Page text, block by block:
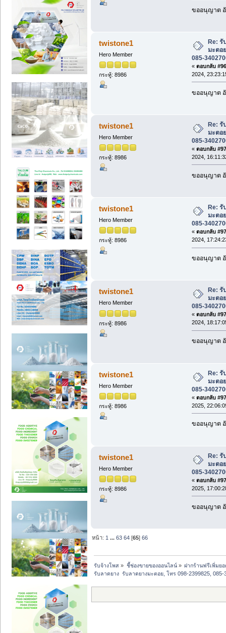
ขออนุญาต
twistone1
Hero Member
กระทู้: 8986
Re: รั
มะตอ
085-
« ตอบกลับ
2024,
ขออนุญาต
twistone1
Hero Member
กระทู้: 8986
Re: รั
มะตอ
085-
« ตอบกลับ
2024,
ขออนุญาต
twistone1
Hero Member
กระทู้: 8986
Re: รั
มะตอ
085-
« ตอบกลับ
2024,
ขออนุญาต
twistone1
Hero Member
กระทู้: 8986
Re: รั
มะตอ
085-
« ตอบกลับ
2024,
ขออนุญาต
twistone1
Hero Member
กระทู้: 8986
Re: รั
มะตอ
085-
« ตอบกลับ
2025,
ขออนุญาต
twistone1
Hero Member
กระทู้: 8986
Re: รั
มะตอ
085-
« ตอบกลับ
2025,
ขออนุญาต
หน้า: 1 ...63 64 [65]66
รับจ้างโพส » ชี้ช่องขายของออนไลน์» ฝากร้านฟรีเพิ่มย
รับลาดยาง  รับลาดยางมะตอย, โทร 098-2399825, 085-